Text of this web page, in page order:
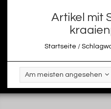
Artikel mit
Startseite /
Am meisten angesehen